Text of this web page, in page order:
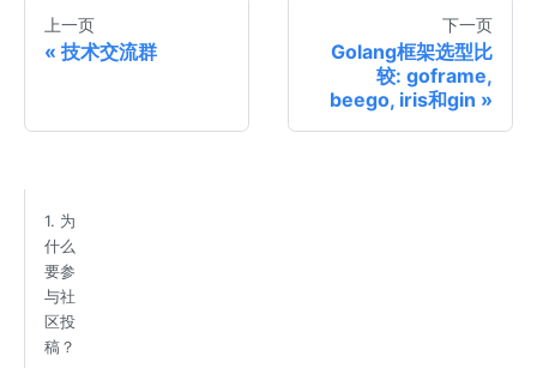
上一页
技术交流群
下一页
Golang框架选型比
较: goframe,
beego, iris和gin
1. 为
什么
要参
与社
区投
稿？